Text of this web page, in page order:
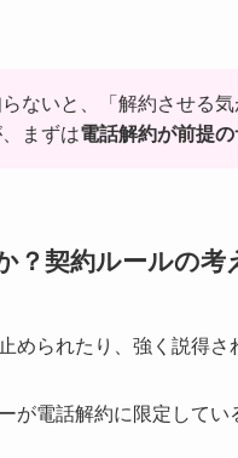
ないと、「解約させる
まずは電話解約が前提
？契約ルールの考
められたり、強く説得
が電話解約に限定して